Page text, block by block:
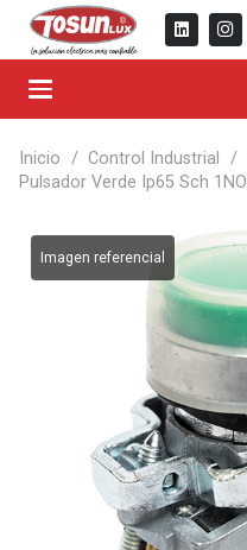
Inicio / Control Industrial /
Pulsador Verde Ip65 Sch 1NO